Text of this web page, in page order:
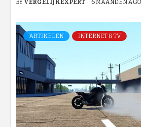
BY VERGELIJKEXPERT 6 MAANDEN AGO
ARTIKELEN INTERNET & TV